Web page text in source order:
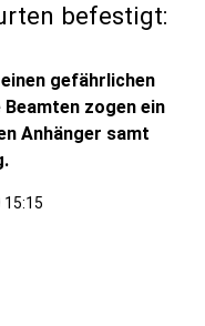
befestigt:
gefährlichen
zogen ein
Anhänger samt
15:15